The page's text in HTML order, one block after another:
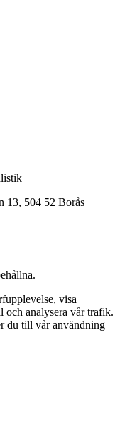
13, 504 52 Borås
visa
och analysera vår trafik.
du till vår användning